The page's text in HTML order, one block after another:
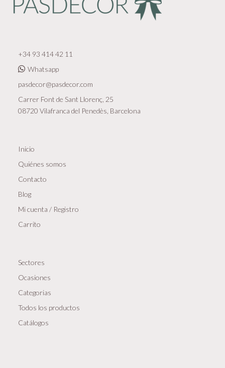
+34 93 414 42 11
Whatsapp
pasdecor@pasdecor.com
Carrer Font de Sant Llorenç, 25
08720 Vilafranca del Penedès, Barcelona
Inicio
Quiénes somos
Contacto
Blog
Mi cuenta / Registro
Carrito
Sectores
Ocasiones
Categorias
Todos los productos
Catálogos